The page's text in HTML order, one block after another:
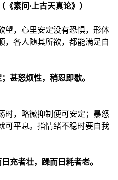
素问·上古天真论》）
，心里安定没有恐惧，形体
，各人随其所欲，都能满足自
甚怒烦性，稍忍即歇。
，略微抑制便可安定；暴怒
可平息。指情绪不稳时要自我
充者壮，躁而日耗者老。